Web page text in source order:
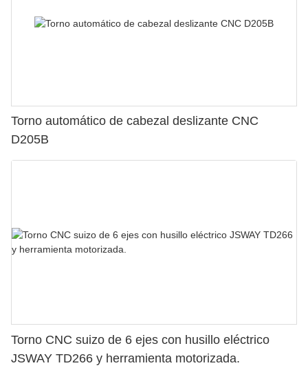
Torno automático de cabezal deslizante CNC
D205B
Torno CNC suizo de 6 ejes con husillo eléctrico
JSWAY TD266 y herramienta motorizada.